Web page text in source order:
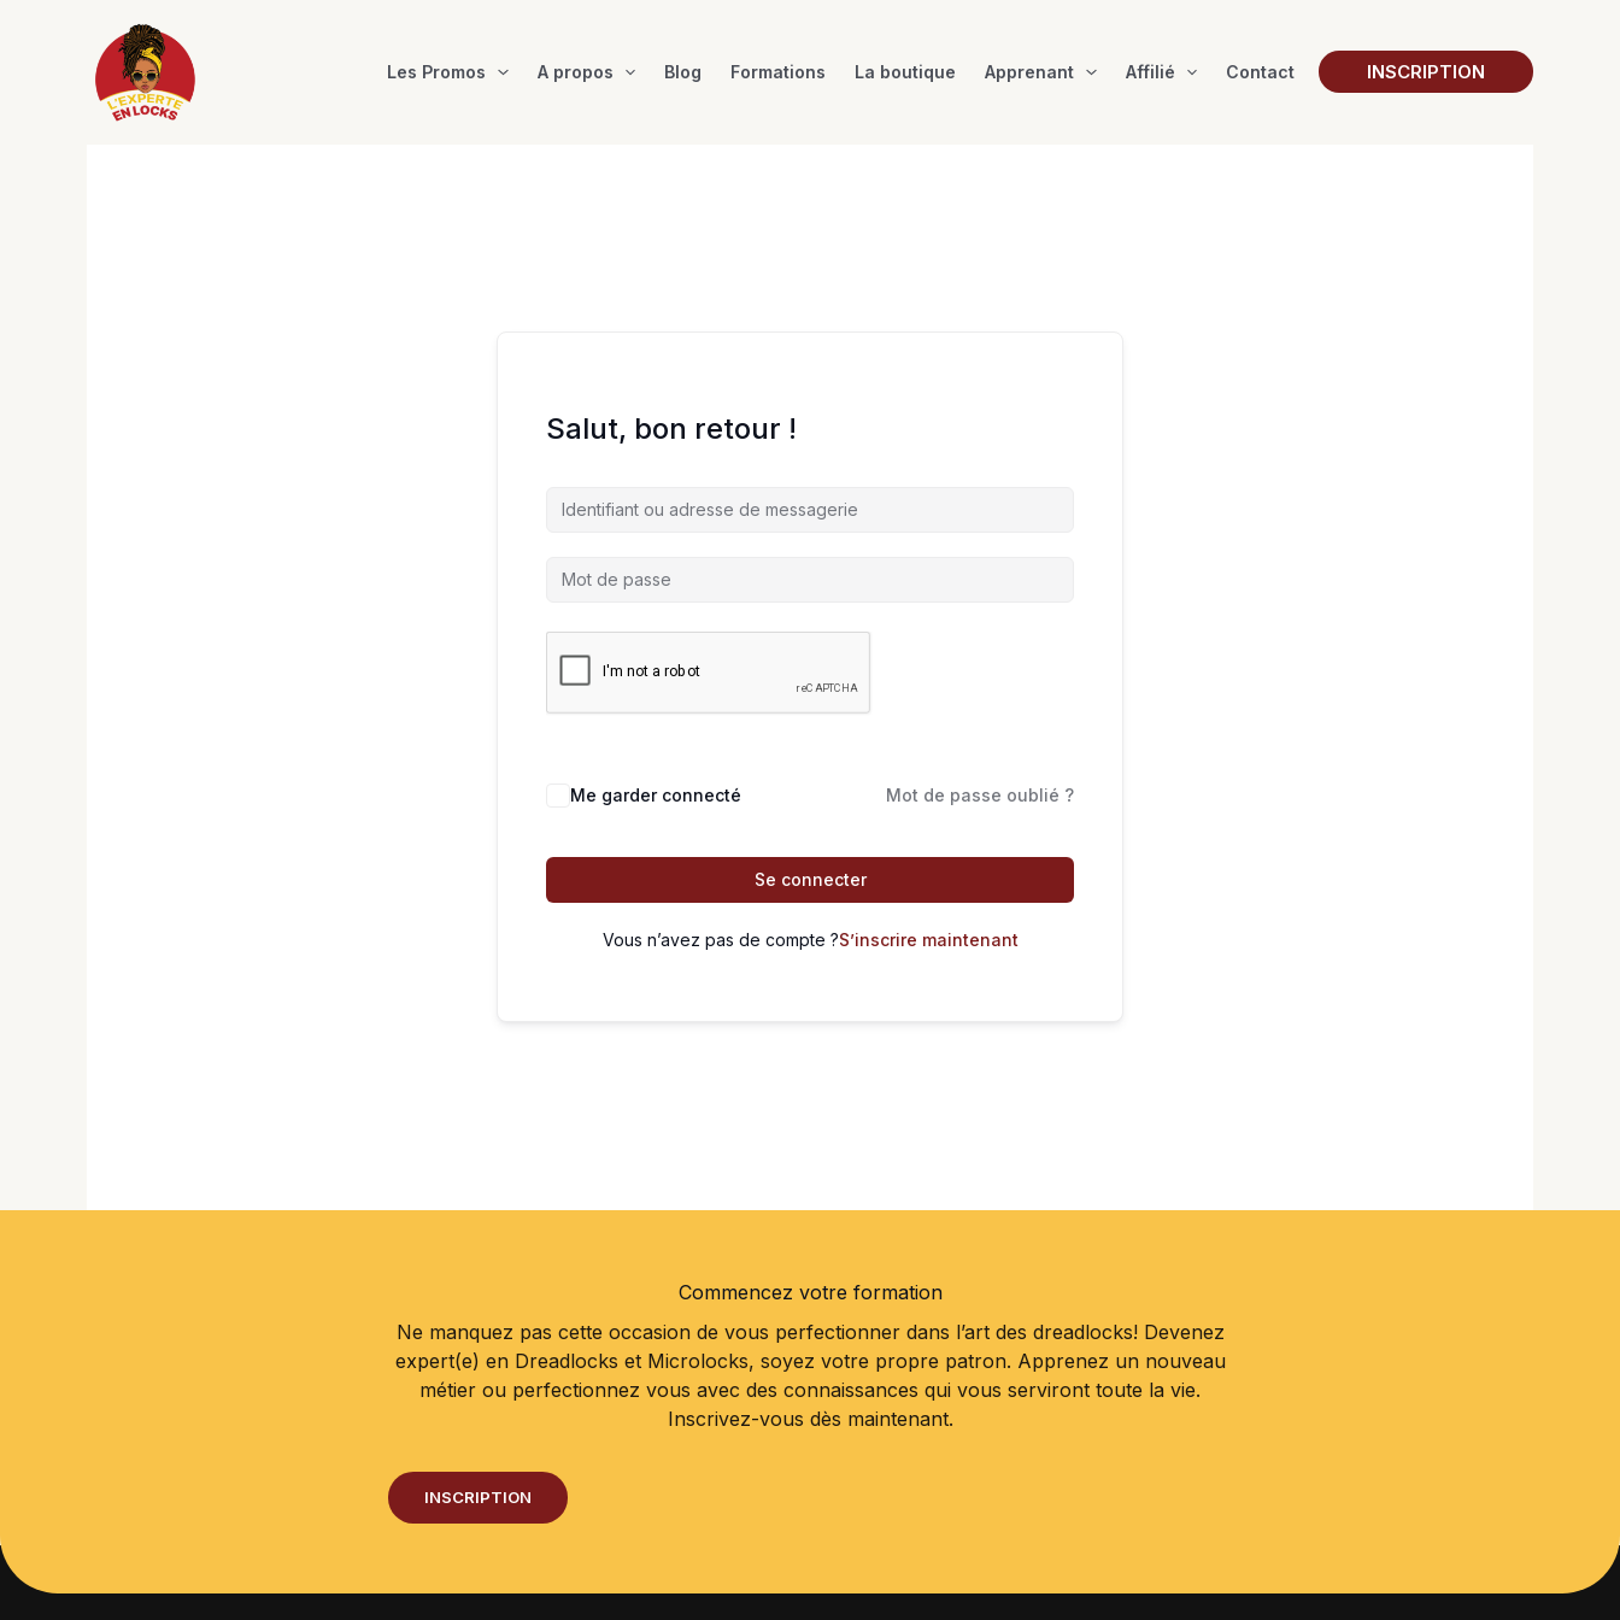
Les Promos A propos Blog Formations La boutique Apprenant Affilié Contact INSCRIPTION
Salut, bon retour !
Me garder connecté Mot de passe oublié ?
Se connecter
Vous n’avez pas de compte ?S’inscrire maintenant
Commencez votre formation
Ne manquez pas cette occasion de vous perfectionner dans l’art des dreadlocks! Devenez
expert(e) en Dreadlocks et Microlocks, soyez votre propre patron. Apprenez un nouveau
métier ou perfectionnez vous avec des connaissances qui vous serviront toute la vie.
Inscrivez-vous dès maintenant.
INSCRIPTION